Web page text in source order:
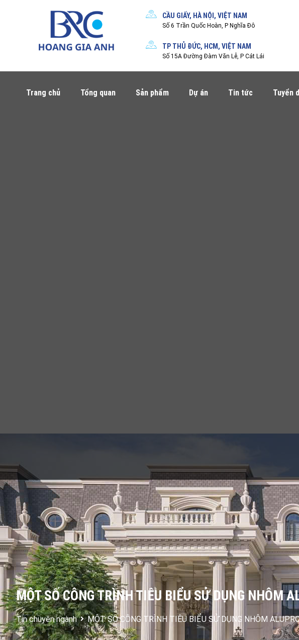
CẦU GIẤY, HÀ NỘI, VIỆT NAM
Số 6 Trần Quốc Hoàn, P Nghĩa Đô
TP THỦ ĐỨC, HCM, VIỆT NAM
Số 15A Đường Đàm Văn Lễ, P Cát Lái
Trang chủ Tổng quan Sản phẩm Dự án Tin tức Tuyển
MỘT SỐ CÔNG TRÌNH TIÊU BIỂU SỬ DỤNG NHÔM
Tin chuyên ngành MỘT SỐ CÔNG TRÌNH TIÊU BIỂU SỬ DỤNG NHÔM